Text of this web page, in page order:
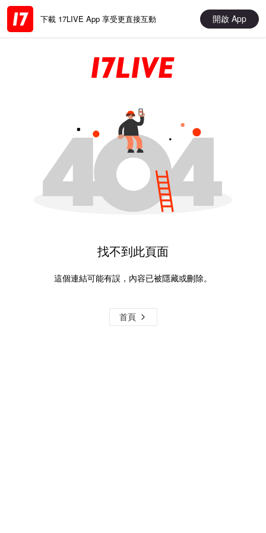
下載 17LIVE App 享受更直接互動 開啟 App
找不到此頁面
這個連結可能有誤，內容已被隱藏或刪除。
首頁